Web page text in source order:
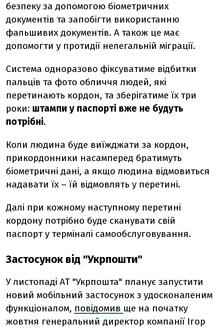
безпеку за допомогою біометричних
документів та запобігти використанню
фальшивих документів. А також це має
допомогти у протидії нелегальній міграції.
Система одноразово фіксуватиме відбитки
пальців та фото обличчя людей, які
перетинають кордон, та зберігатиме їх три
роки: штампи у паспорті вже не будуть
потрібні.
Коли людина буде виїжджати за кордон,
прикордонники насамперед братимуть
біометричні дані, а якщо людина відмовиться
надавати їх – їй відмовлять у перетині.
Далі при кожному наступному перетині
кордону потрібно буде сканувати свій
паспорт у терміналі самообслуговування.
Застосунок від "Укрпошти"
У листопаді АТ "Укрпошта" планує запустити
новий мобільний застосунок з удосконаленим
функціоналом, повідомив ще на початку
жовтня генеральний директор компанії Ігор